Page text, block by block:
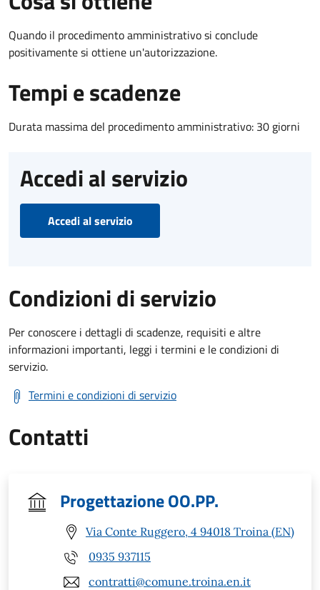
Quando il procedimento amministrativo si conclude
positivamente si ottiene un'autorizzazione.
Tempi e scadenze
Durata massima del procedimento amministrativo: 30 giorni
Accedi al servizio
Accedi al servizio
Condizioni di servizio
Per conoscere i dettagli di scadenze, requisiti e altre
informazioni importanti, leggi i termini e le condizioni di
servizio.
Termini e condizioni di servizio
Contatti
Progettazione OO.PP.
Via Conte Ruggero, 4 94018 Troina (EN)
0935 937115
contratti@comune.troina.en.it